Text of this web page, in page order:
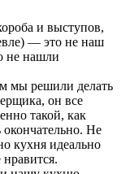
и выступов,
— это не наш
не нашли
мы решили делать
он все
такой, как
окончательно. Не
кухня идеально